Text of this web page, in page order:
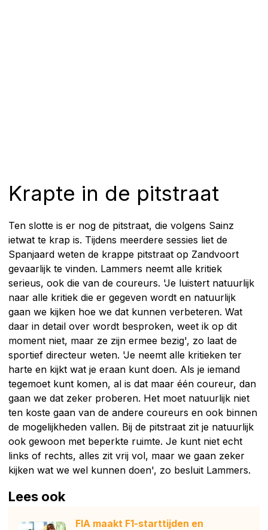
Krapte in de pitstraat
Ten slotte is er nog de pitstraat, die volgens Sainz
ietwat te krap is. Tijdens meerdere sessies liet de
Spanjaard weten de krappe pitstraat op Zandvoort
gevaarlijk te vinden. Lammers neemt alle kritiek
serieus, ook die van de coureurs. 'Je luistert natuurlijk
naar alle kritiek die er gegeven wordt en natuurlijk
gaan we kijken hoe we dat kunnen verbeteren. Wat
daar in detail over wordt besproken, weet ik op dit
moment niet, maar ze zijn ermee bezig', zo laat de
sportief directeur weten. 'Je neemt alle kritieken ter
harte en kijkt wat je eraan kunt doen. Als je iemand
tegemoet kunt komen, al is dat maar één coureur, dan
gaan we dat zeker proberen. Het moet natuurlijk niet
ten koste gaan van de andere coureurs en ook binnen
de mogelijkheden vallen. Bij de pitstraat zit je natuurlijk
ook gewoon met beperkte ruimte. Je kunt niet echt
links of rechts, alles zit vrij vol, maar we gaan zeker
kijken wat we wel kunnen doen', zo besluit Lammers.
Lees ook
FIA maakt F1-starttijden en